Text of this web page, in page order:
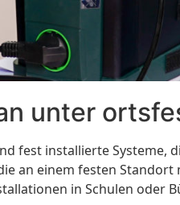
unter
fest installierte Systeme,
an einem festen
in Schulen oder